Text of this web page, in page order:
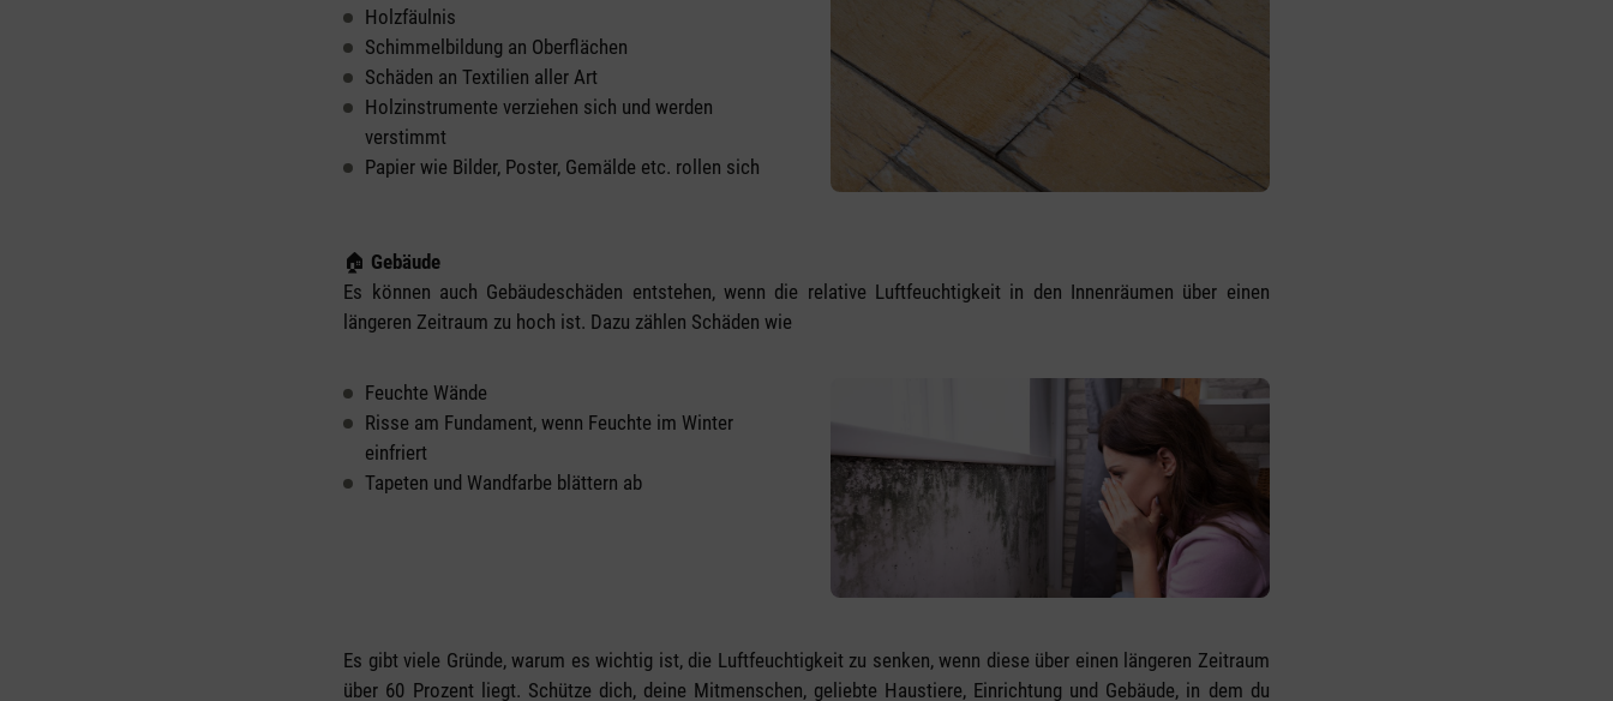
Holzfäulnis
Schimmelbildung an Oberflächen
Schäden an Textilien aller Art
Holzinstrumente verziehen sich und werden
verstimmt
Papier wie Bilder, Poster, Gemälde etc. rollen sich
🏠 Gebäude
Es können auch Gebäudeschäden entstehen, wenn die relative Luftfeuchtigkeit in den Innenräumen über einen
längeren Zeitraum zu hoch ist. Dazu zählen Schäden wie
Feuchte Wände
Risse am Fundament, wenn Feuchte im Winter
einfriert
Tapeten und Wandfarbe blättern ab
Es gibt viele Gründe, warum es wichtig ist, die Luftfeuchtigkeit zu senken, wenn diese über einen längeren Zeitraum
über 60 Prozent liegt. Schütze dich, deine Mitmenschen, geliebte Haustiere, Einrichtung und Gebäude, in dem du